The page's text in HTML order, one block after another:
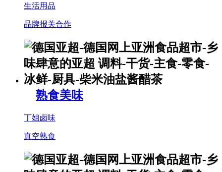
生活用品
品牌报关合作
熟食美味
丁姐卤味
真空熟食